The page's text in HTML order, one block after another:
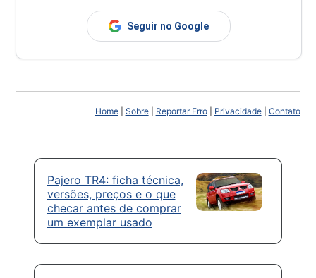
Seguir no Google
Home| Sobre| Reportar Erro| Privacidade| Contato
Pajero TR4: ficha técnica,
versões, preços e o que
checar antes de comprar
um exemplar usado